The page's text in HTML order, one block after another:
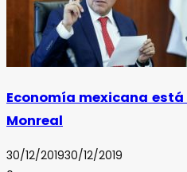
Economía mexicana
Monreal
30/12/201930/12/2019